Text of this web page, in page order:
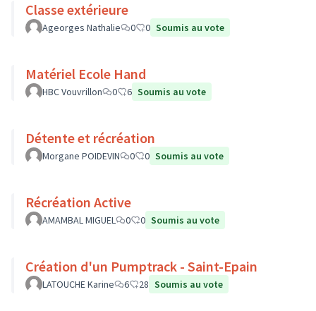
Classe extérieure
Ageorges Nathalie 0 0 Soumis au vote
Matériel Ecole Hand
HBC Vouvrillon 0 6 Soumis au vote
Détente et récréation
Morgane POIDEVIN 0 0 Soumis au vote
Récréation Active
AMAMBAL MIGUEL 0 0 Soumis au vote
Création d'un Pumptrack - Saint-Epain
LATOUCHE Karine 6 28 Soumis au vote